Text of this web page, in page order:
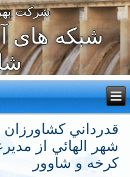
شرکت
شبکه های
قدرداني
شهر الهائي از
کرخه و شاوور